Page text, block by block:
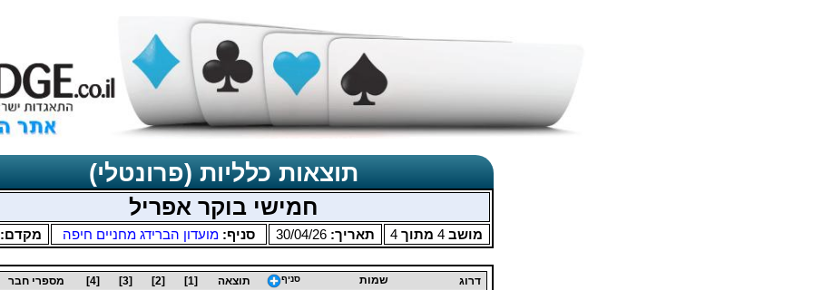
תוצאות כלליות (פרונטלי)
חמישי בוקר אפריל
מושב 4 מתוך 4 תאריך:30/04/26 סניף:מועדון הברידג מחניים חיפה מקדם:
דרוג שמות סניף תוצאה [1]
[2]
[3]
[4] מספרי חבר